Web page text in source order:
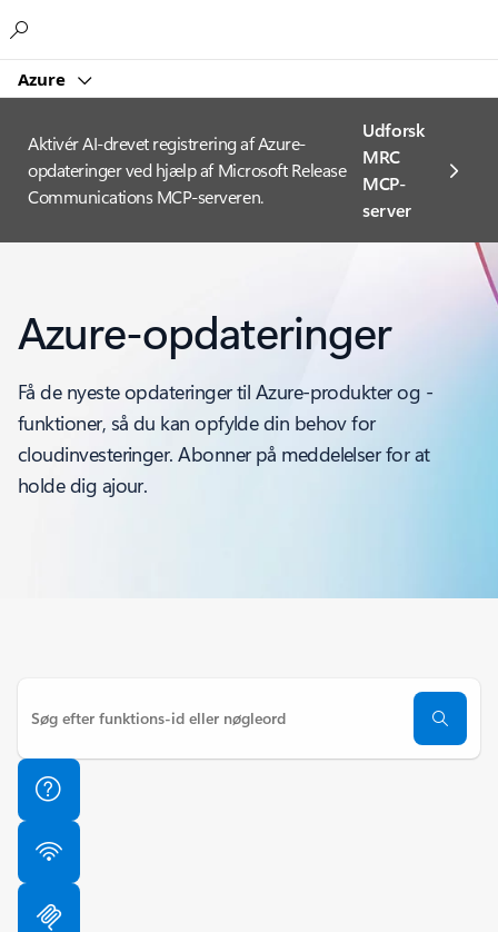
Azure
Aktivér AI-drevet registrering af Azure-
opdateringer ved hjælp af Microsoft Release
Communications MCP-serveren.
Udforsk
MRC
MCP-
server
Azure-opdateringer
Få de nyeste opdateringer til Azure-produkter og -
funktioner, så du kan opfylde din behov for
cloudinvesteringer. Abonner på meddelelser for at
holde dig ajour.